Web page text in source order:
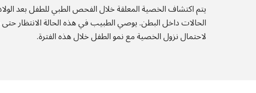
يتم اكتشاف الخصية المعلقة خلال الفحص الطبي للطفل بعد
لاحتمال نزول الخصية مع نمو الطفل خلال هذه الفترة.